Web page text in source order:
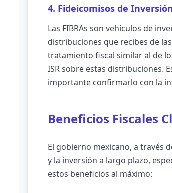
4. Fideicomisos de
Las FIBRAs son vehículos de
distribuciones que recibes de
tratamiento fiscal similar al de
ISR sobre estas distribuciones.
importante confirmarlo con la
Beneficios Fiscales
El gobierno mexicano, a través
y la inversión a largo plazo,
estos beneficios al máximo: